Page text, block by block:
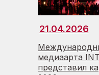
21.04.2026
медиаарта
представил